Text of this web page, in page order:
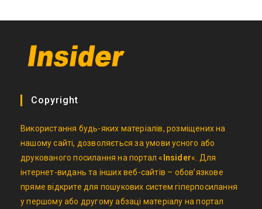
Copyright
Використання будь-яких матеріалів, розміщених на
нашому сайті, дозволяється за умови усного або
друкованого посилання на портал « Insider«. Для
інтернет-видань та інших веб-сайтів – обов’язкове
пряме відкрите для пошукових систем гіперпосилання
у першому або другому абзаці матеріалу на портал